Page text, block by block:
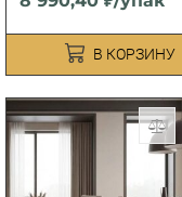
В КОРЗИНУ